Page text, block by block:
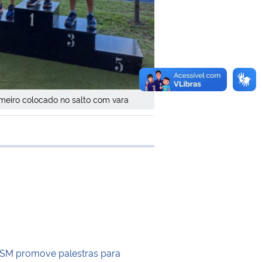
colocado no salto com vara
promove palestras para